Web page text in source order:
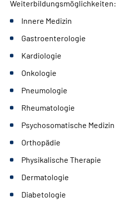
Weiterbildungsmöglichkeiten:
Innere Medizin
Gastroenterologie
Kardiologie
Onkologie
Pneumologie
Rheumatologie
Psychosomatische Medizin
Orthopädie
Physikalische Therapie
Dermatologie
Diabetologie